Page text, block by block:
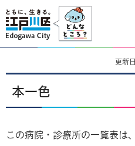
江戸川区
更新
本一色
この病院・診療所の一覧表は